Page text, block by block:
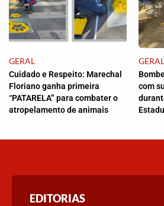
GERAL
Cuidado e Respeito: Marechal
Floriano ganha primeira
“PATARELA” para combater o
atropelamento de animais
GERAL
com
EDITORIAS